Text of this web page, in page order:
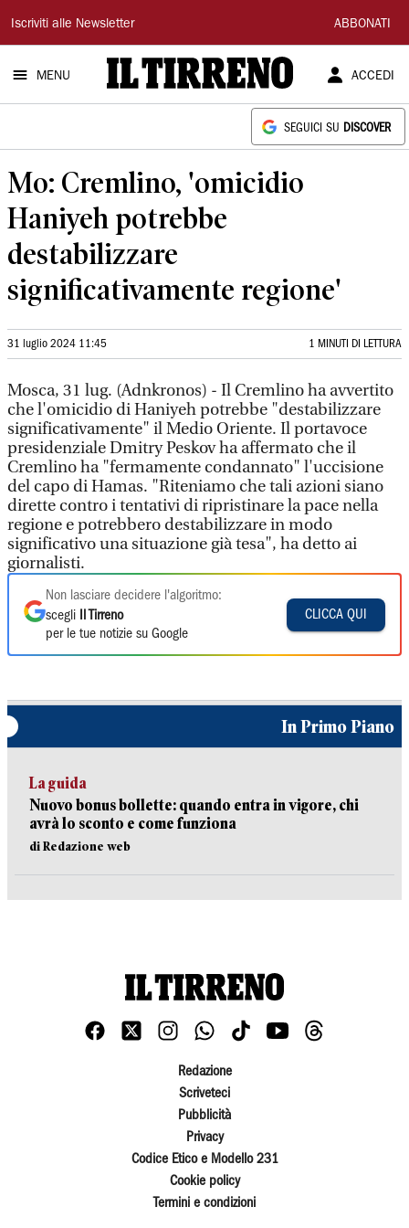
Il
Tirreno
Iscriviti alle Newsletter ABBONATI
MENU ACCEDI
SEGUICI SU DISCOVER
Mo: Cremlino, 'omicidio
Haniyeh potrebbe
destabilizzare
significativamente regione'
31 luglio 2024 11:45 1 MINUTI DI LETTURA
Mosca, 31 lug. (Adnkronos) - Il Cremlino ha avvertito
che l'omicidio di Haniyeh potrebbe "destabilizzare
significativamente" il Medio Oriente. Il portavoce
presidenziale Dmitry Peskov ha affermato che il
Cremlino ha "fermamente condannato" l'uccisione
del capo di Hamas. "Riteniamo che tali azioni siano
dirette contro i tentativi di ripristinare la pace nella
regione e potrebbero destabilizzare in modo
significativo una situazione già tesa", ha detto ai
giornalisti.
Non lasciare decidere l'algoritmo:
scegli
Il Tirreno
per le tue notizie su Google
CLICCA QUI
In Primo Piano
La guida
Nuovo bonus bollette: quando entra in vigore, chi
avrà lo sconto e come funziona
di Redazione web
Redazione
Scriveteci
Pubblicità
Privacy
Codice Etico e Modello 231
Cookie policy
Termini e condizioni